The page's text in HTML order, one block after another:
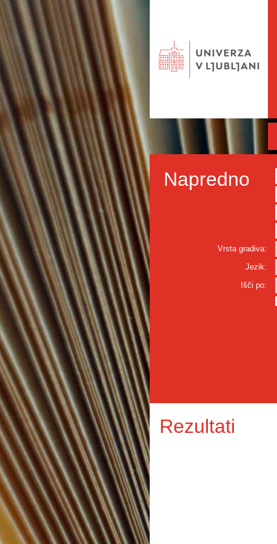
Napredno
Vrsta gradiva:
Jezik:
Išči po:
Rezultati